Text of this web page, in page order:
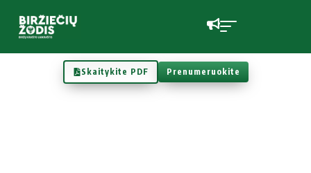
Skaitykite PDF Prenumeruokite